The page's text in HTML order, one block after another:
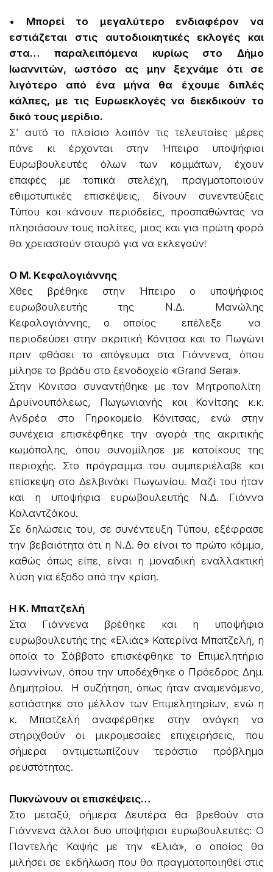
• Μπορεί το μεγαλύτερο ενδιαφέρον να
εστιάζεται στις αυτοδιοικητικές εκλογές και
στα… παραλειπόμενα κυρίως στο Δήμο
Ιωαννιτών, ωστόσο ας μην ξεχνάμε ότι σε
λιγότερο από ένα μήνα θα έχουμε διπλές
κάλπες, με τις Ευρωεκλογές να διεκδικούν το
δικό τους μερίδιο.
Σ’ αυτό το πλαίσιο λοιπόν τις τελευταίες μέρες
πάνε κι έρχονται στην Ήπειρο υποψήφιοι
Ευρωβουλευτές όλων των κομμάτων, έχουν
επαφές με τοπικά στελέχη, πραγματοποιούν
εθιμοτυπικές επισκέψεις, δίνουν συνεντεύξεις
Τύπου και κάνουν περιοδείες, προσπαθώντας να
πλησιάσουν τους πολίτες, μιας και για πρώτη φορά
θα χρειαστούν σταυρό για να εκλεγούν!
Ο Μ. Κεφαλογιάννης
Χθες βρέθηκε στην Ήπειρο ο υποψήφιος
ευρωβουλευτής της Ν.Δ. Μανώλης
Κεφαλογιάννης, ο οποίος επέλεξε να
περιοδεύσει στην ακριτική Κόνιτσα και το Πωγώνι
πριν φθάσει το απόγευμα στα Γιάννενα, όπου
μίλησε το βράδυ στο ξενοδοχείο «Grand Serai».
Στην Κόνιτσα συναντήθηκε με τον Μητροπολίτη
Δρυϊνουπόλεως, Πωγωνιανής και Κονίτσης κ.κ.
Ανδρέα στο Γηροκομείο Κόνιτσας, ενώ στην
συνέχεια επισκέφθηκε την αγορά της ακριτικής
κωμόπολης, όπου συνομίλησε με κατοίκους της
περιοχής. Στο πρόγραμμα του συμπεριέλαβε και
επίσκεψη στο Δελβινάκι Πωγωνίου. Μαζί του ήταν
και η υποψήφια ευρωβουλευτής Ν.Δ. Γιάννα
Καλαντζάκου.
Σε δηλώσεις του, σε συνέντευξη Τύπου, εξέφρασε
την βεβαιότητα ότι η Ν.Δ. θα είναι το πρώτο κόμμα,
καθώς όπως είπε, είναι η μοναδική εναλλακτική
λύση για έξοδο από την κρίση.
Η Κ. Μπατζελή
Στα Γιάννενα βρέθηκε και η υποψήφια
ευρωβουλευτής της «Ελιάς» Κατερίνα Μπατζελή, η
οποία το Σάββατο επισκέφθηκε το Επιμελητήριο
Ιωαννίνων, όπου την υποδέχθηκε ο Πρόεδρος Δημ.
Δημητρίου. Η συζήτηση, όπως ήταν αναμενόμενο,
εστιάστηκε στο μέλλον των Επιμελητηρίων, ενώ η
κ. Μπατζελή αναφέρθηκε στην ανάγκη να
στηριχθούν οι μικρομεσαίες επιχειρήσεις, που
σήμερα αντιμετωπίζουν τεράστιο πρόβλημα
ρευστότητας.
Πυκνώνουν οι επισκέψεις…
Στο μεταξύ, σήμερα Δευτέρα θα βρεθούν στα
Γιάννενα άλλοι δυο υποψήφιοι ευρωβουλευτές: Ο
Παντελής Καψής με την «Ελιά», ο οποίος θα
μιλήσει σε εκδήλωση που θα πραγματοποιηθεί στις